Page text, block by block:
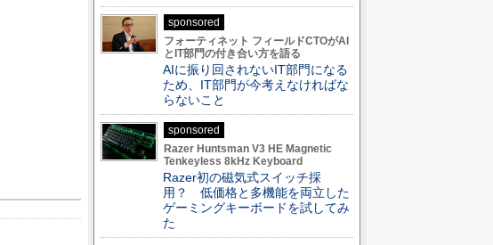
sponsored
フォーティネット フィールドCTOがAI
とIT部門の付き合い方を語る
AIに振り回されないIT部門になる
ため、IT部門が今考えなければな
らないこと
sponsored
Razer Huntsman V3 HE Magnetic
Tenkeyless 8kHz Keyboard
Razer初の磁気式スイッチ採
用？ 低価格と多機能を両立した
ゲーミングキーボードを試してみ
た